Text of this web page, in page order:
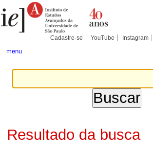
para
conteúdo.
Pessoais
Cadastre-se YouTube Instagram
menu
Resultado da busca